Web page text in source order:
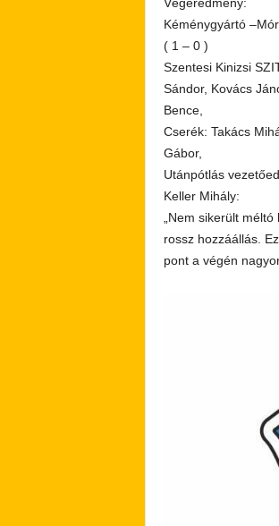
Kéménygyártó
( 1 – 0 )
Szentesi Kinizsi
Sándor, Kovács
Bence,
Cserék: Takács
Gábor,
Utánpótlás
Keller Mihály:
„Nem sikerült
rossz hozzáállás.
pont a végén